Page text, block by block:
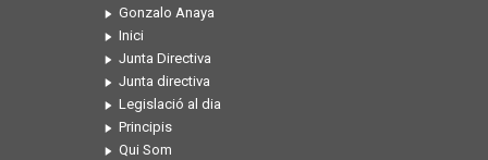
Gonzalo Anaya
Inici
Junta Directiva
Junta directiva
Legislació al dia
Principis
Qui Som